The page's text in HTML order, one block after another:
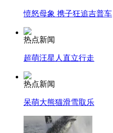
愤怒母象 携子狂追吉普车
热点新闻
超萌汪星人直立行走
热点新闻
呆萌大熊猫滑雪取乐